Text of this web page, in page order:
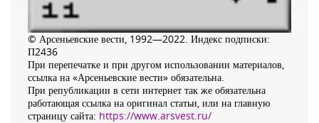
© Арсеньевские вести, 1992—2022. Индекс подписки:
П2436
При перепечатке и при другом использовании материалов,
ссылка на «Арсеньевские вести» обязательна.
При републикации в сети интернет так же обязательна
работающая ссылка на оригинал статьи, или на главную
страницу сайта: https://www.arsvest.ru/